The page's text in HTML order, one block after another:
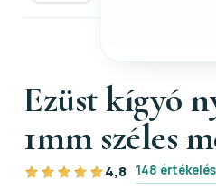
Ezüst kígyó
1mm széles
4,8 148